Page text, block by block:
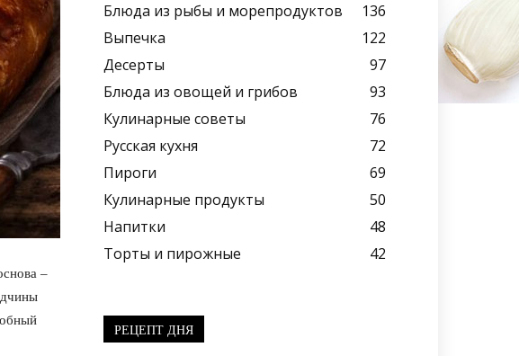
–
Блюда из рыбы и морепродуктов
136
Выпечка
122
Десерты
97
Блюда из овощей и грибов
93
Кулинарные советы
76
Русская кухня
72
Пироги
69
Кулинарные продукты
50
Напитки
48
Торты и пирожные
42
РЕЦЕПТ ДНЯ